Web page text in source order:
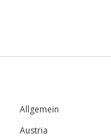
Sidebar
Allgemein
Austria